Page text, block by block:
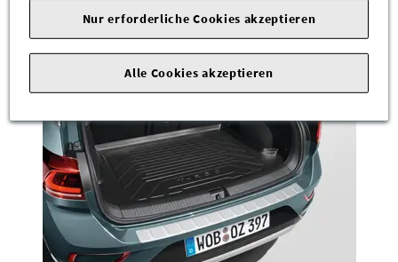
ZUM PRODUKT
Nur erforderliche Cookies akzeptieren
Alle Cookies akzeptieren